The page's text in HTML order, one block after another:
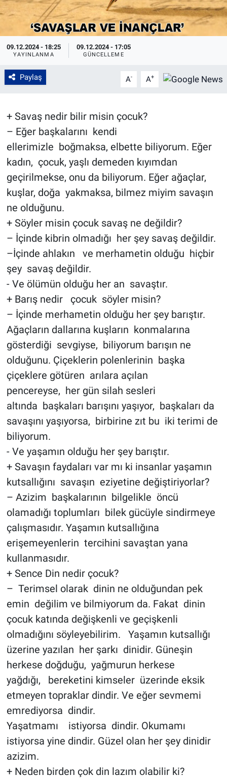
09.12.2024 - 18:25
YAYINLANMA
09.12.2024 - 17:05
GÜNCELLEME
Paylaş A- A+
+ Savaş nedir bilir misin çocuk?
– Eğer başkalarını kendi
ellerimizle boğmaksa, elbette biliyorum. Eğer
kadın, çocuk, yaşlı demeden kıyımdan
geçirilmekse, onu da biliyorum. Eğer ağaçlar,
kuşlar, doğa yakmaksa, bilmez miyim savaşın
ne olduğunu.
+ Söyler misin çocuk savaş ne değildir?
– İçinde kibrin olmadığı her şey savaş değildir.
–İçinde ahlakın ve merhametin olduğu hiçbir
şey savaş değildir.
- Ve ölümün olduğu her an savaştır.
+ Barış nedir çocuk söyler misin?
– İçinde merhametin olduğu her şey barıştır.
Ağaçların dallarına kuşların konmalarına
gösterdiği sevgiyse, biliyorum barışın ne
olduğunu. Çiçeklerin polenlerinin başka
çiçeklere götüren arılara açılan
pencereyse, her gün silah sesleri
altında başkaları barışını yaşıyor, başkaları da
savaşını yaşıyorsa, birbirine zıt bu iki terimi de
biliyorum.
- Ve yaşamın olduğu her şey barıştır.
+ Savaşın faydaları var mı ki insanlar yaşamın
kutsallığını savaşın eziyetine değiştiriyorlar?
– Azizim başkalarının bilgelikle öncü
olamadığı toplumları bilek gücüyle sindirmeye
çalışmasıdır. Yaşamın kutsallığına
erişemeyenlerin tercihini savaştan yana
kullanmasıdır.
+ Sence Din nedir çocuk?
– Terimsel olarak dinin ne olduğundan pek
emin değilim ve bilmiyorum da. Fakat dinin
çocuk katında değişkenli ve geçişkenli
olmadığını söyleyebilirim. Yaşamın kutsallığı
üzerine yazılan her şarkı dinidir. Güneşin
herkese doğduğu, yağmurun herkese
yağdığı, bereketini kimseler üzerinde eksik
etmeyen topraklar dindir. Ve eğer sevmemi
emrediyorsa dindir.
Yaşatmamı istiyorsa dindir. Okumamı
istiyorsa yine dindir. Güzel olan her şey dinidir
azizim.
+ Neden birden çok din lazım olabilir ki?